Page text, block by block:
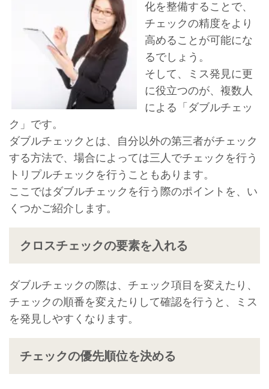
化を整備することで、
チェックの精度をより
高めることが可能にな
るでしょう。
そして、ミス発見に更
に役立つのが、複数人
による「ダブルチェッ
ク」です。
ダブルチェックとは、自分以外の第三者がチェック
する方法で、場合によっては三人でチェックを行う
トリプルチェックを行うこともあります。
ここではダブルチェックを行う際のポイントを、い
くつかご紹介します。
クロスチェックの要素を入れる
ダブルチェックの際は、チェック項目を変えたり、
チェックの順番を変えたりして確認を行うと、ミス
を発見しやすくなります。
チェックの優先順位を決める